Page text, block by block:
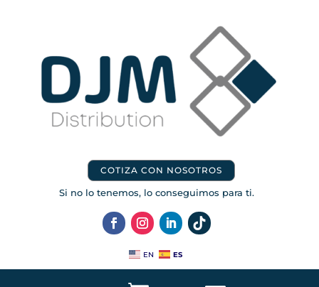
COTIZA CON NOSOTROS
Si no lo tenemos, lo conseguimos para ti.
EN ES